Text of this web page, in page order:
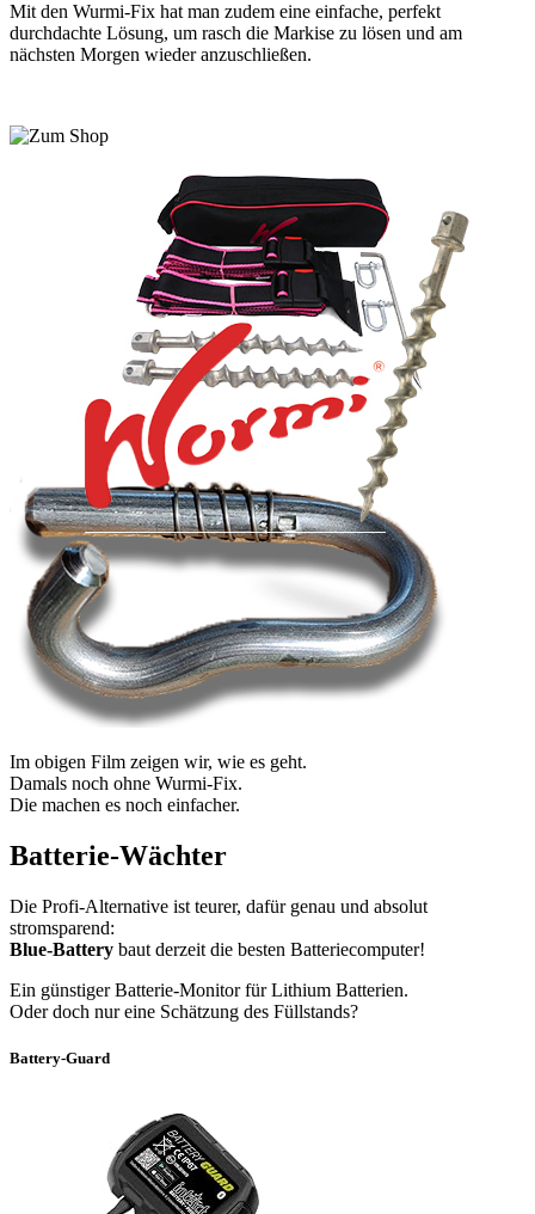
Mit den Wurmi-Fix hat man zudem eine einfache, perfekt
durchdachte Lösung, um rasch die Markise zu lösen und am
nächsten Morgen wieder anzuschließen.
Im obigen Film zeigen wir, wie es geht.
Damals noch ohne Wurmi-Fix.
Die machen es noch einfacher.
Batterie-Wächter
Die Profi-Alternative ist teurer, dafür genau und absolut
stromsparend:
Blue-Battery baut derzeit die besten Batteriecomputer!
Ein günstiger Batterie-Monitor für Lithium Batterien.
Oder doch nur eine Schätzung des Füllstands?
Battery-Guard